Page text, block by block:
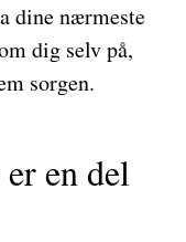
dine nærmeste
dig selv på,
sorgen.
en del